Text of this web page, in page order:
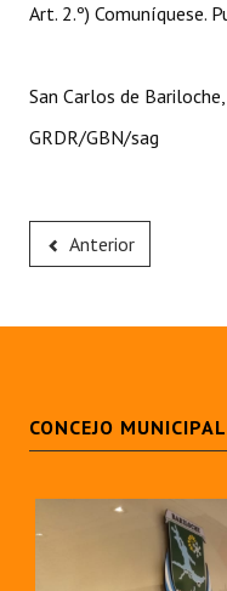
Reconocimientos -
Bariloche, Municipio
REFORMA DE LA
Art. 2.º) Comuníquese.
San Carlos de
GRDR/GBN/sag
Anterior
CONCEJO